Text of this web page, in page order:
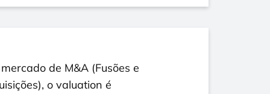
de M&A (Fusões e
o valuation é